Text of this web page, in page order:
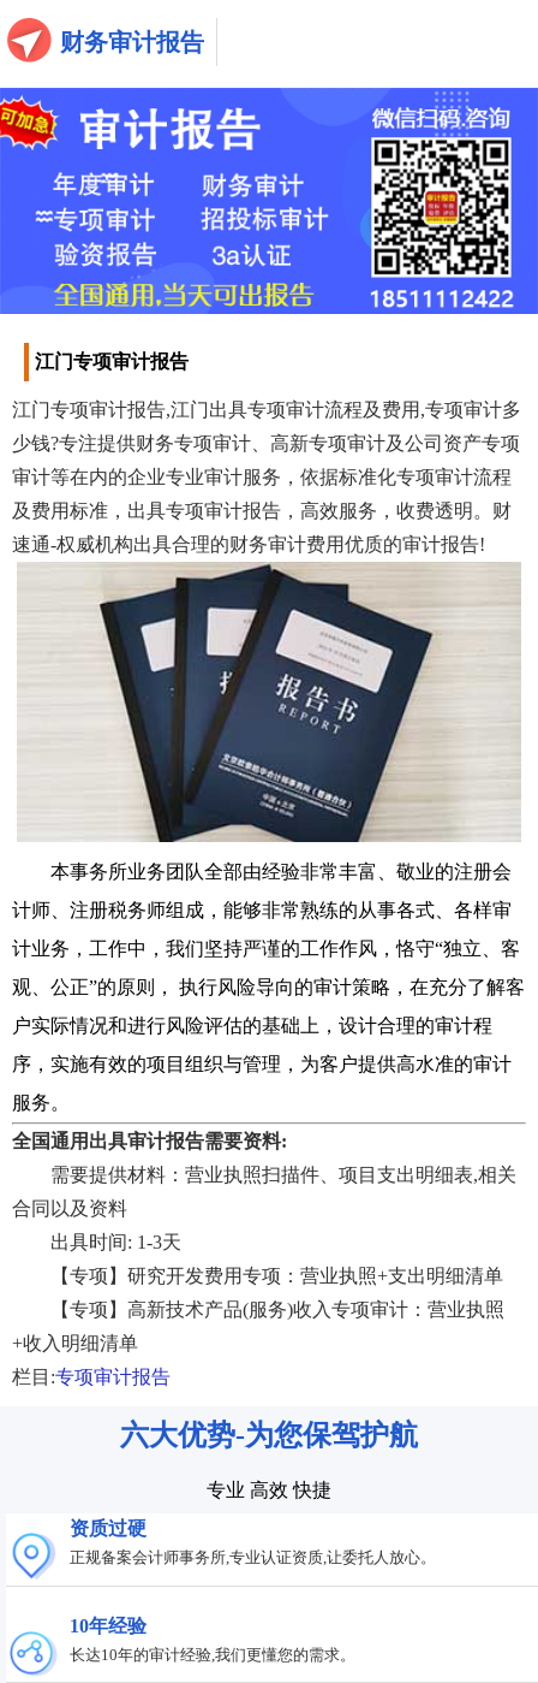
财务审计报告
江门专项审计报告
江门专项审计报告,江门出具专项审计流程及费用,专项审计多
少钱?专注提供财务专项审计、高新专项审计及公司资产专项
审计等在内的企业专业审计服务，依据标准化专项审计流程
及费用标准，出具专项审计报告，高效服务，收费透明。财
速通-权威机构出具合理的财务审计费用优质的审计报告!
本事务所业务团队全部由经验非常丰富、敬业的注册会
计师、注册税务师组成，能够非常熟练的从事各式、各样审
计业务，工作中，我们坚持严谨的工作作风，恪守“独立、客
观、公正”的原则， 执行风险导向的审计策略，在充分了解客
户实际情况和进行风险评估的基础上，设计合理的审计程
序，实施有效的项目组织与管理，为客户提供高水准的审计
服务。
全国通用出具审计报告需要资料:
需要提供材料：营业执照扫描件、项目支出明细表,相关
合同以及资料
出具时间: 1-3天
【专项】研究开发费用专项：营业执照+支出明细清单
【专项】高新技术产品(服务)收入专项审计：营业执照
+收入明细清单
栏目:专项审计报告
六大优势-为您保驾护航
专业 高效 快捷
资质过硬
正规备案会计师事务所,专业认证资质,让委托人放心。
10年经验
长达10年的审计经验,我们更懂您的需求。